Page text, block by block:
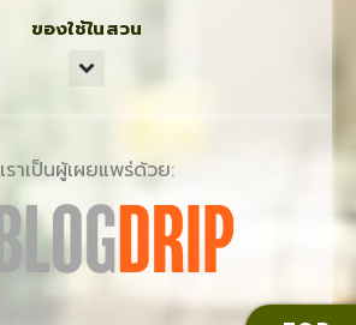
ของใช้ในสวน
เราเป็นผู้เผยแพร่ด้วย: